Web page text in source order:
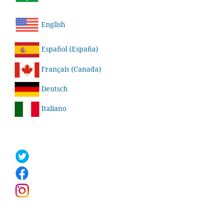
English
Español (España)
Français (Canada)
Deutsch
Italiano